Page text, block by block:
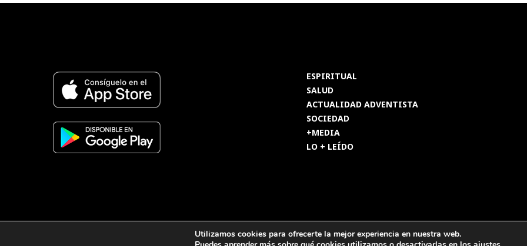
ESPIRITUAL
SALUD
ACTUALIDAD ADVENTISTA
SOCIEDAD
+MEDIA
LO + LEÍDO
© 2026 Revista Adventista de España. UICASDE. Derechos reservados.Utilizamos cookies para ofrecerte la mejor experiencia en nuestra web.